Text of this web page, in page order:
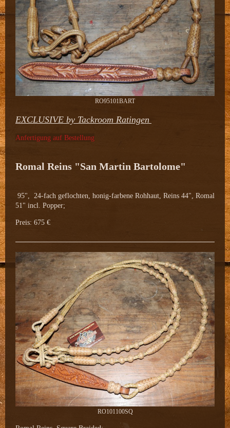
RO95101BART
EXCLUSIVE by Tackroom Ratingen
Anfertigung auf Bestellung
Romal Reins "San Martin Bartolome"
95", 24-fach geflochten, honig-farbene Rohhaut, Reins 44", Romal
51" incl. Popper;
Preis: 675 €
RO101100SQ